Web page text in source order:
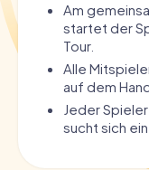
Am
startet der
Tour.
Alle
auf dem
Jeder
sucht sich